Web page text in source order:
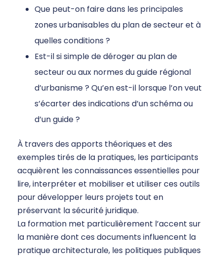
Que peut-on faire dans les principales
zones urbanisables du plan de secteur et à
quelles conditions ?
Est-il si simple de déroger au plan de
secteur ou aux normes du guide régional
d’urbanisme ? Qu’en est-il lorsque l’on veut
s’écarter des indications d’un schéma ou
d’un guide ?
À travers des apports théoriques et des
exemples tirés de la pratiques, les participants
acquièrent les connaissances essentielles pour
lire, interpréter et mobiliser et utiliser ces outils
pour développer leurs projets tout en
préservant la sécurité juridique.
La formation met particulièrement l’accent sur
la manière dont ces documents influencent la
pratique architecturale, les politiques publiques